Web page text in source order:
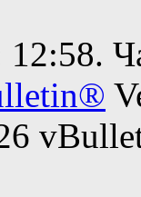
12:58.